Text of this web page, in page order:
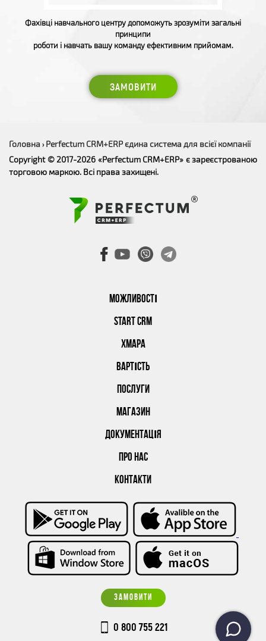
Фахівці навчального центру допоможуть зрозуміти загальні
принципи
роботи і навчать вашу команду ефективним прийомам.
ЗАМОВИТИ
МОЖЛИВОСТІ
START CRM
ХМАРА
ВАРТІСТЬ
ПОСЛУГИ
МАГАЗИН
ДОКУМЕНТАЦІЯ
ПРО НАС
КОНТАКТИ
ЗАМОВИТИ
0 800 755 221
Головна › Perfectum CRM+ERP єдина система для всієї компанії
Copyright © 2017-2026 «Perfectum CRM+ERP» є зареєстрованою
торговою маркою. Всі права захищені.